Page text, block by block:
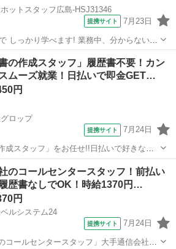
ットスタッフ広島-HSJ31346
提携サイト 7月23日
しっかり学べます! 業務中、分からないこ
きる環境なので 安心して働けますよ♪
★仕事内容★
◆◆◆◆◆◆◆◆◆◆◆◆◆◆◆ 大手飲料...
務
書の作成スタッフ」履歴書不要！カン
ムーズ就業！日払いで即金GET…
円
ロップ
提携サイト 7月24日
成スタッフ」をお任せ!!日払いで好きな時
信がなくてもOK★事務経験を活かせる◎月
し弁当有でランチも楽しめる♪憧れの綺麗な
務
のコールセンタースタッフ！前払い
歴書なしでOK！時給1370円…
円
ルシステム24
提携サイト 7月24日
コールセンタースタッフ」大手通信会社の